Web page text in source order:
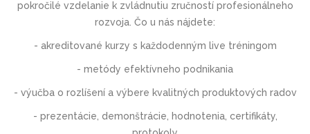
pokročilé vzdelanie k zvládnutiu zručností profesionálneho
rozvoja. Čo u nás nájdete:
- akreditované kurzy s každodenným live tréningom
- metódy efektívneho podnikania
- výučba o rozlíšení a výbere kvalitných produktových radov
- prezentácie, demonštrácie, hodnotenia, certifikáty,